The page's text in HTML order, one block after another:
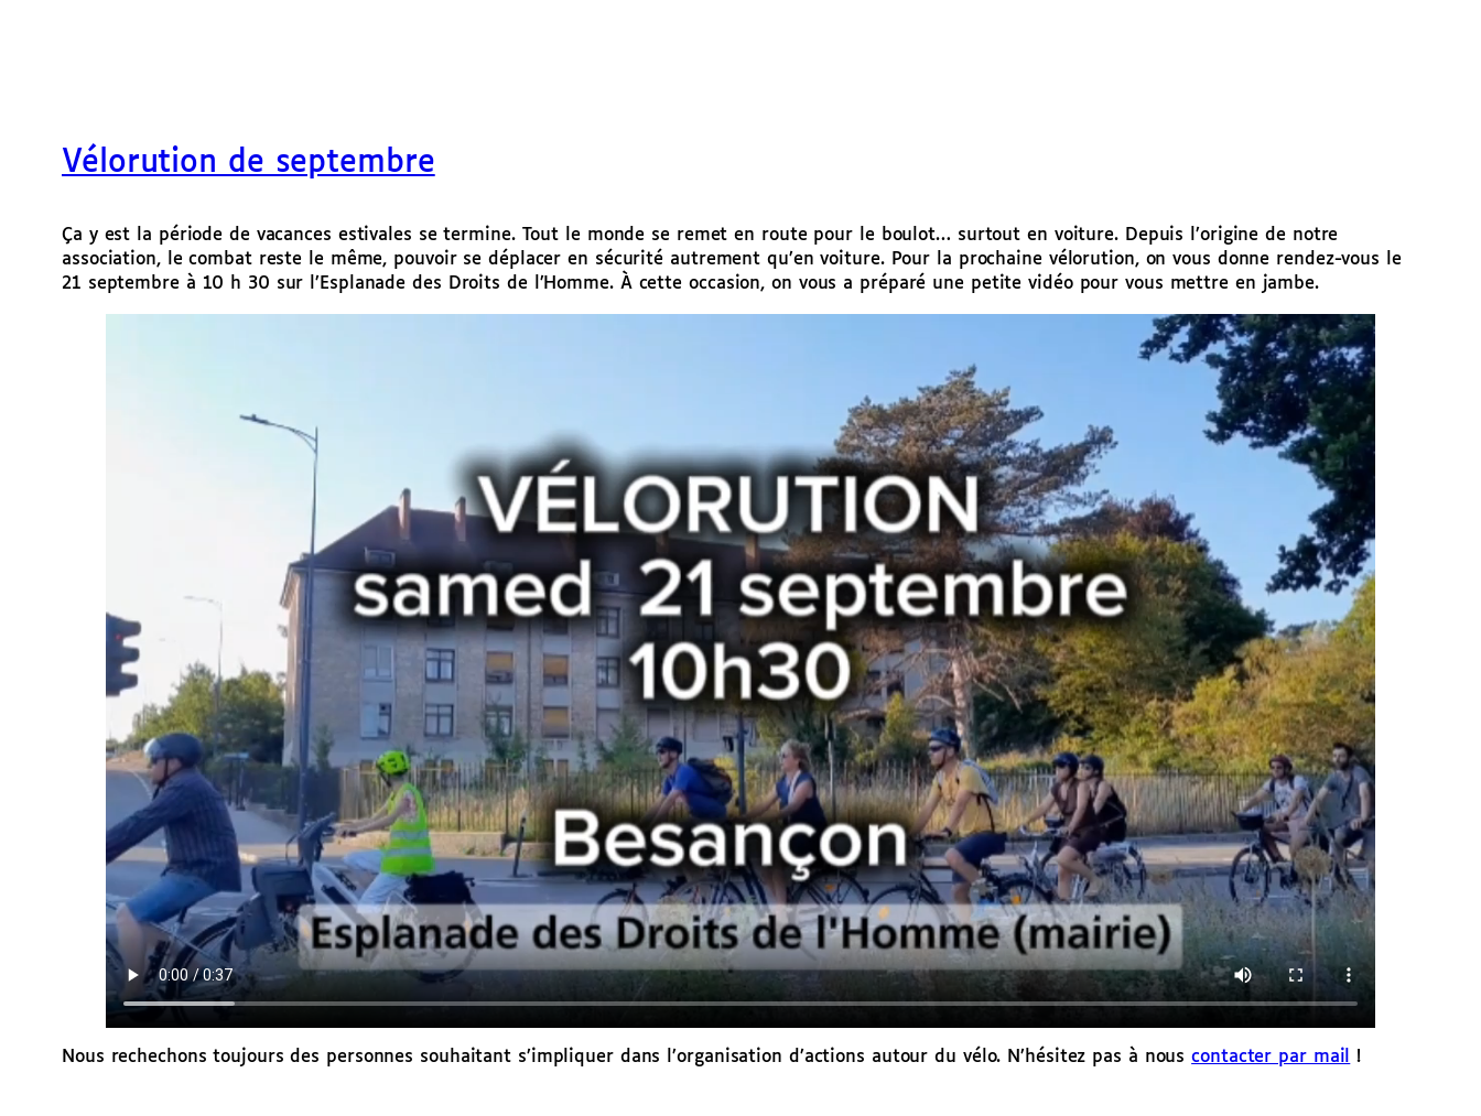
Vélorution de septembre
Ça y est la période de vacances estivales se termine. Tout le monde se remet en route pour le boulot… surtout en voiture. Depuis l’origine de notre
association, le combat reste le même, pouvoir se déplacer en sécurité autrement qu’en voiture. Pour la prochaine vélorution, on vous donne rendez-vous le
21 septembre à 10 h 30 sur l’Esplanade des Droits de l’Homme. À cette occasion, on vous a préparé une petite vidéo pour vous mettre en jambe.
Nous rechechons toujours des personnes souhaitant s’impliquer dans l’organisation d’actions autour du vélo. N’hésitez pas à nouscontacter par mail !